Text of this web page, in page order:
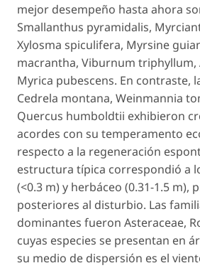
mejor desempeño hasta ahora
Smallanthus pyramidalis,
Xylosma spiculifera, Myrsine
macrantha, Viburnum triphyllum,
Myrica pubescens. En contraste,
Cedrela montana, Weinmannia
Quercus humboldtii exhibieron
acordes con su temperamento
respecto a la regeneración
estructura típica correspondió a
(<0.3 m) y herbáceo (0.31-1.5 m),
posteriores al disturbio. Las
dominantes fueron Asteraceae,
cuyas especies se presentan en
su medio de dispersión es el